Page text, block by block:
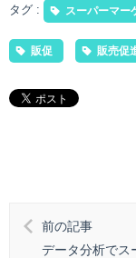
タグ : スーパーマー
販促 販売促
前の記事
データ分析でス